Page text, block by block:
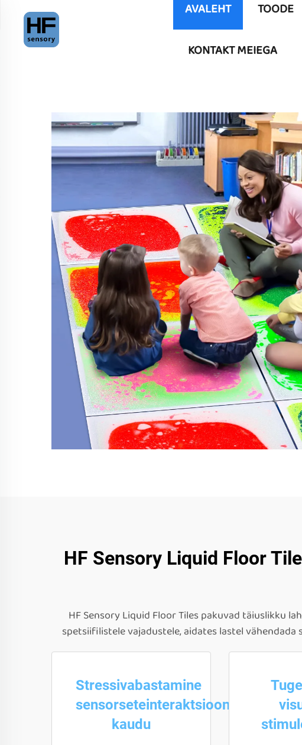
AVALEHT TOODE
KONTAKT MEIEGA
HF Sensory Liquid Floor
HF Sensory Liquid Floor Tiles pakuvad täiuslikku
spetsiifilistele vajadustele, aidates lastel vähendada
Stressivabastamine
sensorseteinteraktsioonide
kaudu